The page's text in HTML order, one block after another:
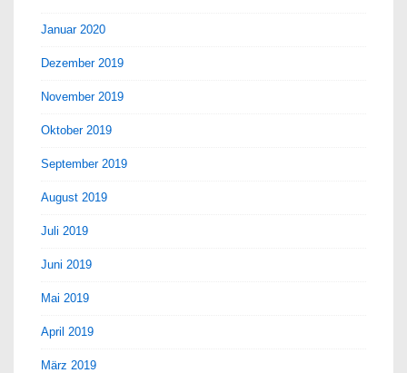
Januar 2020
Dezember 2019
November 2019
Oktober 2019
September 2019
August 2019
Juli 2019
Juni 2019
Mai 2019
April 2019
März 2019